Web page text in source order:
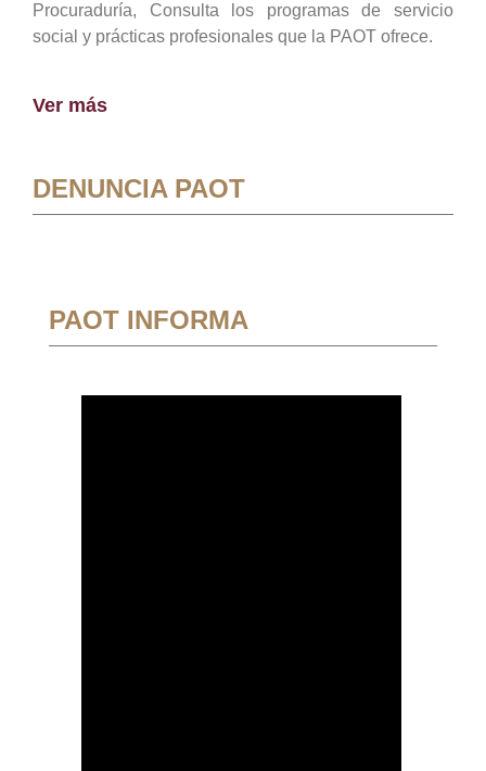
Procuraduría, Consulta los programas de servicio
social y prácticas profesionales que la PAOT ofrece.
Ver más
DENUNCIA PAOT
PAOT INFORMA